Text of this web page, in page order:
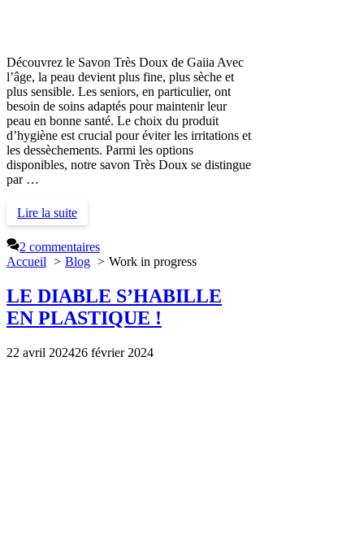
Découvrez le Savon Très Doux de Gaiia Avec
l’âge, la peau devient plus fine, plus sèche et
plus sensible. Les seniors, en particulier, ont
besoin de soins adaptés pour maintenir leur
peau en bonne santé. Le choix du produit
d’hygiène est crucial pour éviter les irritations et
les dessèchements. Parmi les options
disponibles, notre savon Très Doux se distingue
par …
Lire la suite
2 commentaires
Accueil
Blog Work in progress
LE DIABLE S’HABILLE
EN PLASTIQUE !
22 avril 202426 février 2024